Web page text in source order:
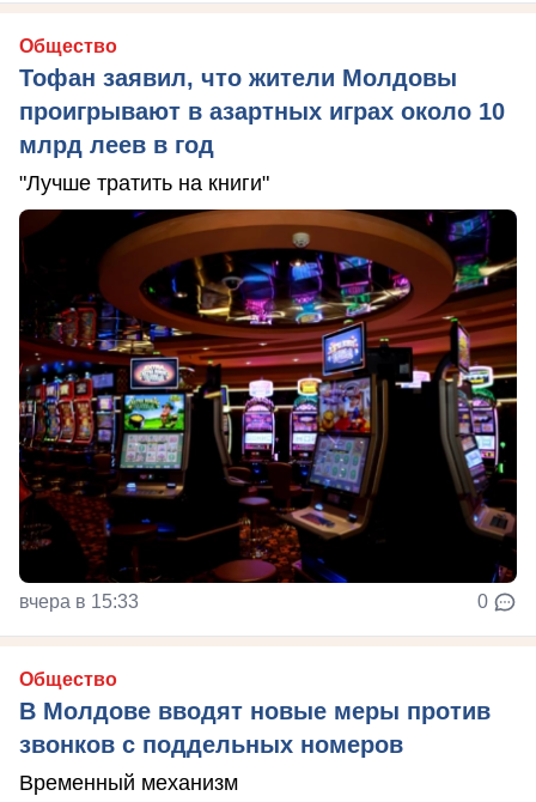
Общество
Тофан заявил, что жители Молдовы
проигрывают в азартных играх около 10
млрд леев в год
"Лучше тратить на книги"
вчера в 15:33 0
Общество
В Молдове вводят новые меры против
звонков с поддельных номеров
Временный механизм